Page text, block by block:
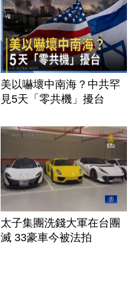
美以嚇壞中南海？中共罕
見5天「零共機」擾台
太子集團洗錢大軍在台團
滅 33豪車今被法拍